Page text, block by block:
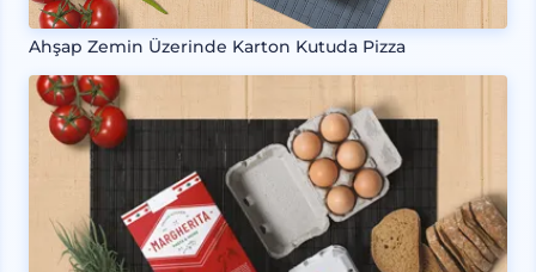
Ahşap Zemin Üzerinde Karton Kutuda Pizza